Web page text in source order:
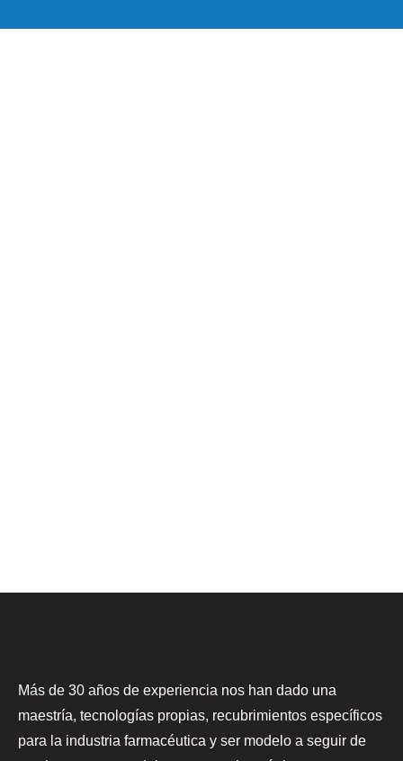
Más de 30 años de experiencia nos han dado una
maestría, tecnologías propias, recubrimientos específicos
para la industria farmacéutica y ser modelo a seguir de